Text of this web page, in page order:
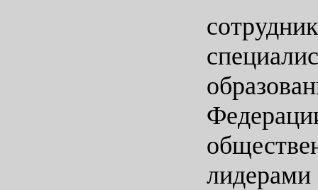
лидерами